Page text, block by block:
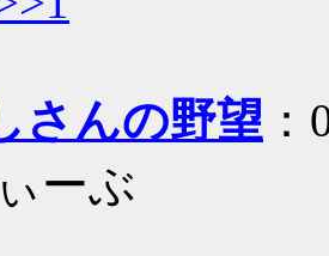
さんの野望
ーぶ